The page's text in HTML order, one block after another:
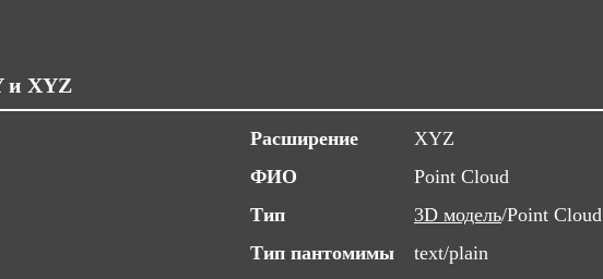
и XYZ
Расширение
XYZ
ФИО
Point Cloud
Тип
3D модель/Point Cloud
Тип пантомимы
text/plain